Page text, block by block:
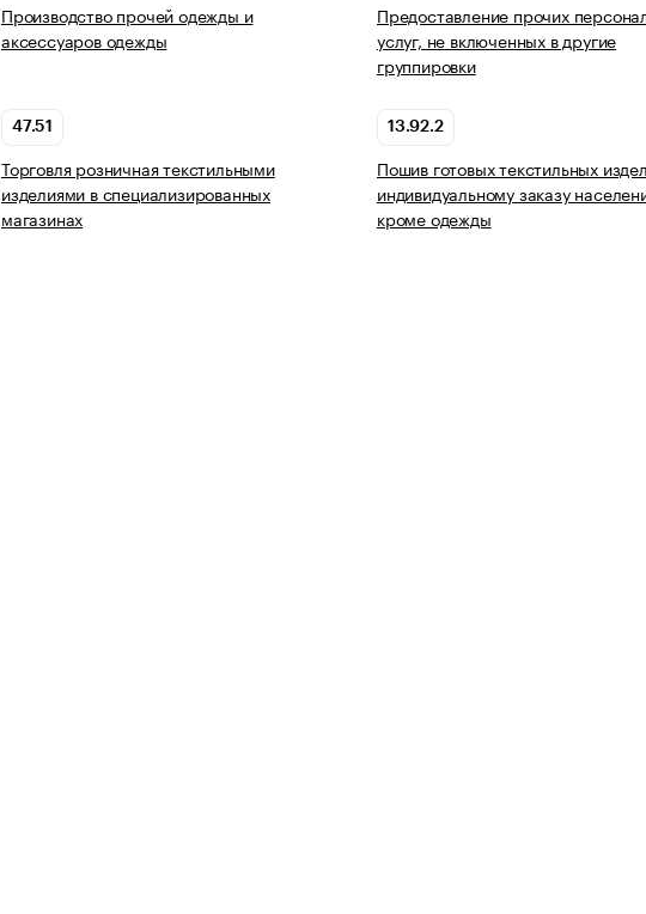
Производство прочей одежды и
аксессуаров одежды
Предоставление прочих
услуг, не включенных в другие
группировки
47.51
Торговля розничная текстильными
изделиями в специализированных
магазинах
13.92.2
Пошив готовых текстильных
индивидуальному заказу
кроме одежды